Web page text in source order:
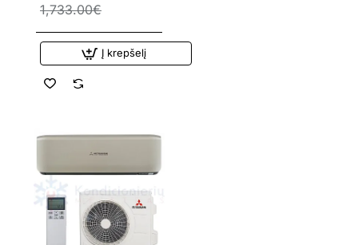
1,733.00€
Į krepšelį